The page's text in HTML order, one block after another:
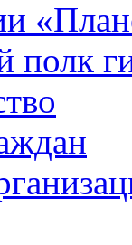
полк